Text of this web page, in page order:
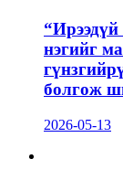
нэгийг
болгож
2026-05-13